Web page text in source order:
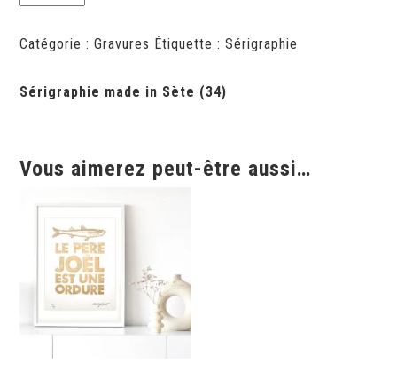
Plus
belle
vive
Catégorie :Gravures Étiquette :Sérigraphie
Sérigraphie made in Sète (34)
Vous aimerez peut-être aussi…